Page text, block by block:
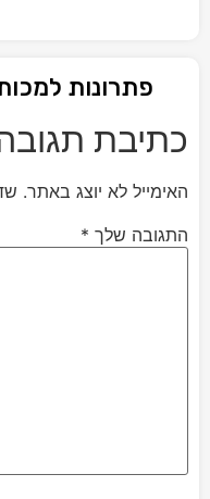
פתרונות
כתיבת
האימייל לא יוצג באתר.
התגובה שלך *